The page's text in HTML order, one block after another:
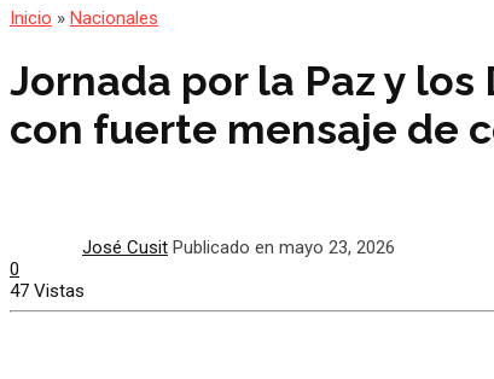
Inicio » Nacionales
Jornada por la Paz y
con fuerte mensaje de
José Cusit Publicado en mayo 23, 2026
0
47 Vistas